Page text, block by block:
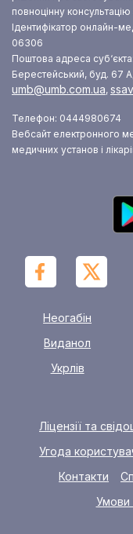
повноцінну
Ідентифікатор онлайн-
06306
Поштова адреса
Берестейський, буд. 67
umb@umb.com.ua,
Телефон: 0444980674
Вебсайт електронного
медичних установ і
Неогабін
Виданол
Укрлів
Ліцензії та
Угода
Контакти
Умови